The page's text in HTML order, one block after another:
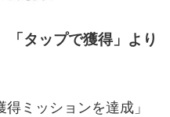
「タップで獲得」より
ミッションを達成」